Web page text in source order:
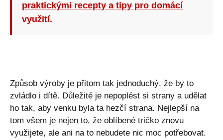
praktickými recepty a tipy pro domácí
využití.
Způsob výroby je přitom tak jednoduchý, že by to
zvládlo i dítě. Důležité je nepoplést si strany a udělat
ho tak, aby venku byla ta hezčí strana. Nejlepší na
tom všem je nejen to, že oblíbené tričko znovu
využijete, ale ani na to nebudete nic moc potřebovat.